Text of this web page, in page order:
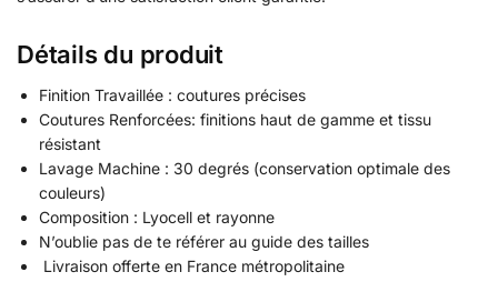
Détails du produit
Finition Travaillée : coutures précises
Coutures Renforcées: finitions haut de gamme et tissu
résistant
Lavage Machine : 30 degrés (conservation optimale des
couleurs)
Composition : Lyocell et rayonne
N’oublie pas de te référer au guide des tailles
Livraison offerte en France métropolitaine